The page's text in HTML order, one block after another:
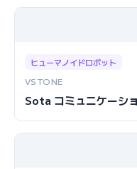
ヒューマノイドロボット
VSTONE
Sota コミュニケーシ